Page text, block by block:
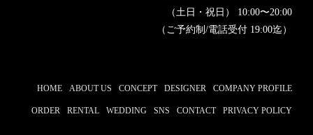
（土日・祝日） 10:00〜20:00
（ご予約制/電話受付 19:00迄）
HOME ABOUT US CONCEPT DESIGNER COMPANY PROFILE
ORDER RENTAL WEDDING SNS CONTACT PRIVACY POLICY